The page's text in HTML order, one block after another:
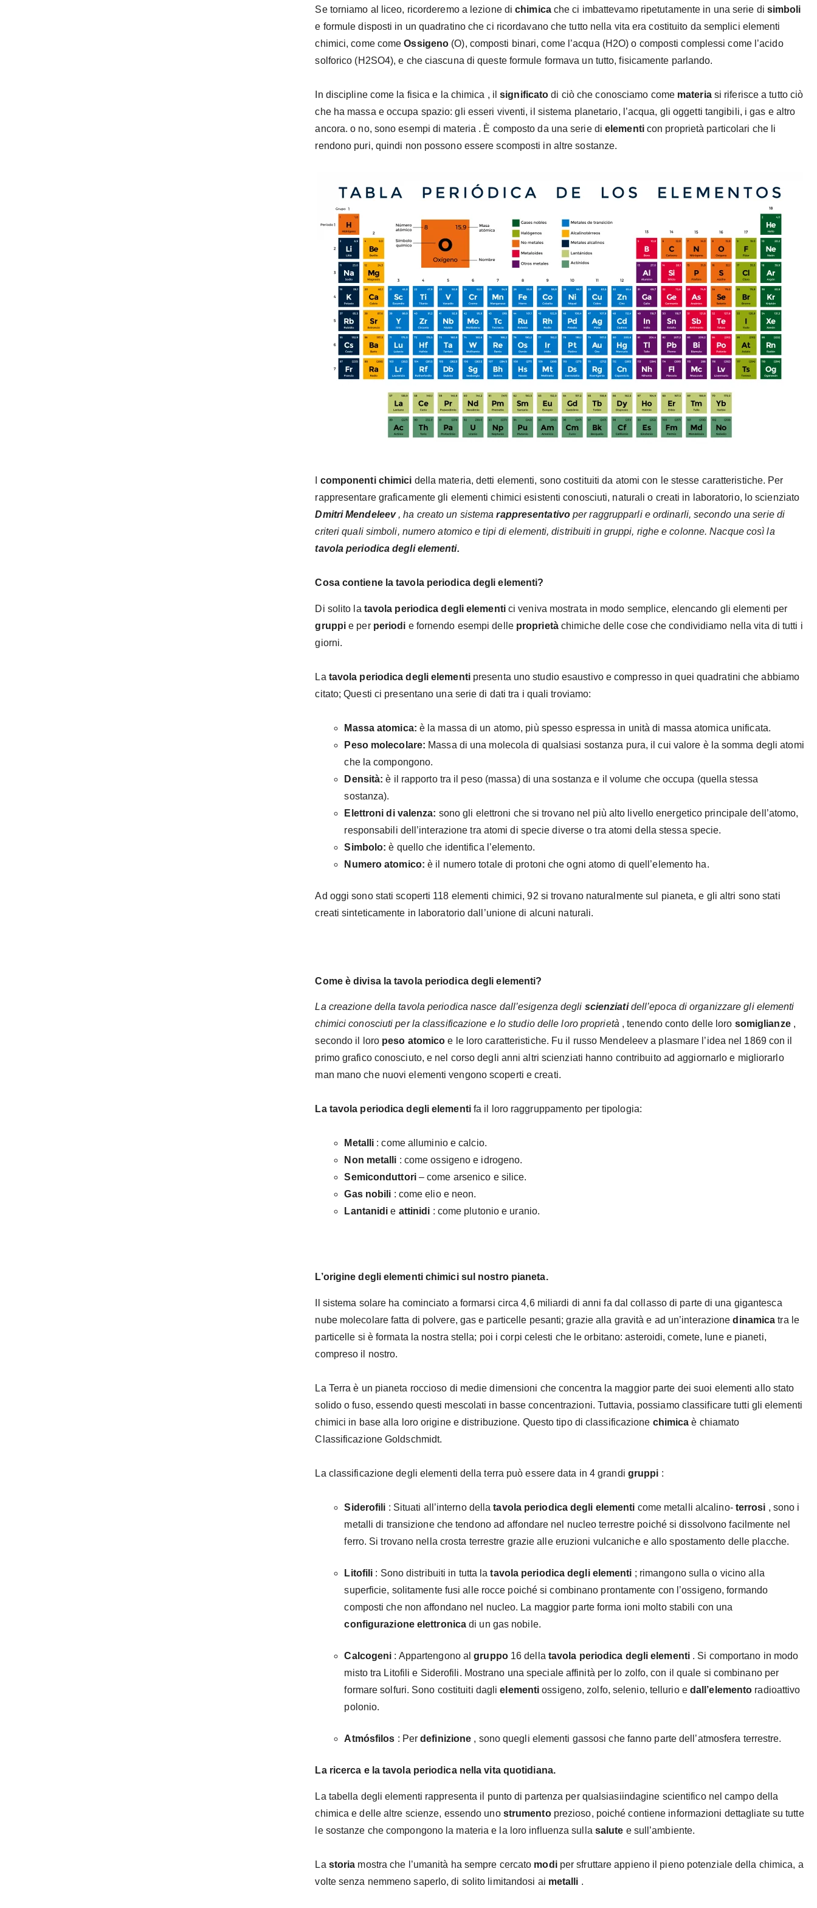
Se torniamo al liceo, ricorderemo a lezione dichimicache ci imbattevamo ripetutamente in una serie di simboli
e formule disposti in un quadratino che ci ricordavano che tutto nella vita era costituito da semplici elementi
chimici, come comeOssigeno (O), composti binari, come l’acqua (H2O) o composti complessi come l’acido
solforico (H2SO4), e che ciascuna di queste formule formava un tutto, fisicamente parlando.
In discipline come la fisica e la chimica , ilsignificato di ciò che conosciamo come materiasi riferisce a tutto ciò
che ha massa e occupa spazio: gli esseri viventi, il sistema planetario, l’acqua, gli oggetti tangibili, i gas e altro
ancora. o no, sono esempi di materia . È composto da una serie dielementicon proprietà particolari che li
rendono puri, quindi non possono essere scomposti in altre sostanze.
componenti chimici della materia, detti elementi, sono costituiti da atomi con le stesse caratteristiche. Per
rappresentare graficamente gli elementi chimici esistenti conosciuti, naturali o creati in laboratorio, lo scienziato
Dmitri Mendeleev , ha creato un sistemarappresentativoper raggrupparli e ordinarli, secondo una serie di
criteri quali simboli, numero atomico e tipi di elementi, distribuiti in gruppi, righe e colonne. Nacque così la
tavola periodica degli elementi.
Cosa contiene la tavola periodica degli elementi?
Di solito la tavola periodica degli elementici veniva mostrata in modo semplice, elencando gli elementi per
gruppi e per periodi e fornendo esempi delle proprietàchimiche delle cose che condividiamo nella vita di tutti i
giorni.
La tavola periodica degli elementipresenta uno studio esaustivo e compresso in quei quadratini che abbiamo
citato; Questi ci presentano una serie di dati tra i quali troviamo:
Massa atomica: è la massa di un atomo, più spesso espressa in unità di massa atomica unificata.
Peso molecolare: Massa di una molecola di qualsiasi sostanza pura, il cui valore è la somma degli atomi
che la compongono.
Densità: è il rapporto tra il peso (massa) di una sostanza e il volume che occupa (quella stessa
sostanza).
Elettroni di valenza: sono gli elettroni che si trovano nel più alto livello energetico principale dell’atomo,
responsabili dell’interazione tra atomi di specie diverse o tra atomi della stessa specie.
Simbolo: è quello che identifica l’elemento.
Numero atomico: è il numero totale di protoni che ogni atomo di quell’elemento ha.
Ad oggi sono stati scoperti 118 elementi chimici, 92 si trovano naturalmente sul pianeta, e gli altri sono stati
creati sinteticamente in laboratorio dall’unione di alcuni naturali.
Come è divisa la tavola periodica degli elementi?
La creazione della tavola periodica nasce dall’esigenza degli scienziatidell’epoca di organizzare gli elementi
chimici conosciuti per la classificazione e lo studio delle loro proprietà , tenendo conto delle loro somiglianze,
secondo il loro peso atomico e le loro caratteristiche. Fu il russo Mendeleev a plasmare l’idea nel 1869 con il
primo grafico conosciuto, e nel corso degli anni altri scienziati hanno contribuito ad aggiornarlo e migliorarlo
man mano che nuovi elementi vengono scoperti e creati.
La tavola periodica degli elementifa il loro raggruppamento per tipologia:
Metalli : come alluminio e calcio.
Non metalli : come ossigeno e idrogeno.
Semiconduttori– come arsenico e silice.
Gas nobili : come elio e neon.
Lantanidi e attinidi : come plutonio e uranio.
L’origine degli elementi chimici sul nostro pianeta.
Il sistema solare ha cominciato a formarsi circa 4,6 miliardi di anni fa dal collasso di parte di una gigantesca
nube molecolare fatta di polvere, gas e particelle pesanti; grazie alla gravità e ad un’interazionedinamica tra le
particelle si è formata la nostra stella; poi i corpi celesti che le orbitano: asteroidi, comete, lune e pianeti,
compreso il nostro.
La Terra è un pianeta roccioso di medie dimensioni che concentra la maggior parte dei suoi elementi allo stato
solido o fuso, essendo questi mescolati in basse concentrazioni. Tuttavia, possiamo classificare tutti gli elementi
chimici in base alla loro origine e distribuzione. Questo tipo di classificazione chimica è chiamato
Classificazione Goldschmidt.
La classificazione degli elementi della terra può essere data in 4 grandi gruppi :
Siderofili : Situati all’interno dellatavola periodica degli elementi come metalli alcalino- terrosi , sono i
metalli di transizione che tendono ad affondare nel nucleo terrestre poiché si dissolvono facilmente nel
ferro. Si trovano nella crosta terrestre grazie alle eruzioni vulcaniche e allo spostamento delle placche.
Litofili : Sono distribuiti in tutta latavola periodica degli elementi ; rimangono sulla o vicino alla
superficie, solitamente fusi alle rocce poiché si combinano prontamente con l’ossigeno, formando
composti che non affondano nel nucleo. La maggior parte forma ioni molto stabili con una
configurazione elettronica di un gas nobile.
Calcogeni : Appartengono algruppo16 della tavola periodica degli elementi. Si comportano in modo
misto tra Litofili e Siderofili. Mostrano una speciale affinità per lo zolfo, con il quale si combinano per
formare solfuri. Sono costituiti daglielementi ossigeno, zolfo, selenio, tellurio e dall’elemento radioattivo
polonio.
Atmósfilos : Perdefinizione , sono quegli elementi gassosi che fanno parte dell’atmosfera terrestre.
La ricerca e la tavola periodica nella vita quotidiana.
La tabella degli elementi rappresenta il punto di partenza per qualsiasiindagine scientifico nel campo della
chimica e delle altre scienze, essendo uno strumentoprezioso, poiché contiene informazioni dettagliate su tutte
le sostanze che compongono la materia e la loro influenza sulla salute e sull’ambiente.
La storia mostra che l’umanità ha sempre cercato modiper sfruttare appieno il pieno potenziale della chimica, a
volte senza nemmeno saperlo, di solito limitandosi ai metalli .